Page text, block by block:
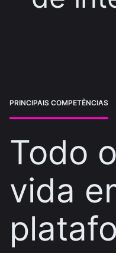
PRINCIPAIS COMPETÊNCIAS
Todo
vida